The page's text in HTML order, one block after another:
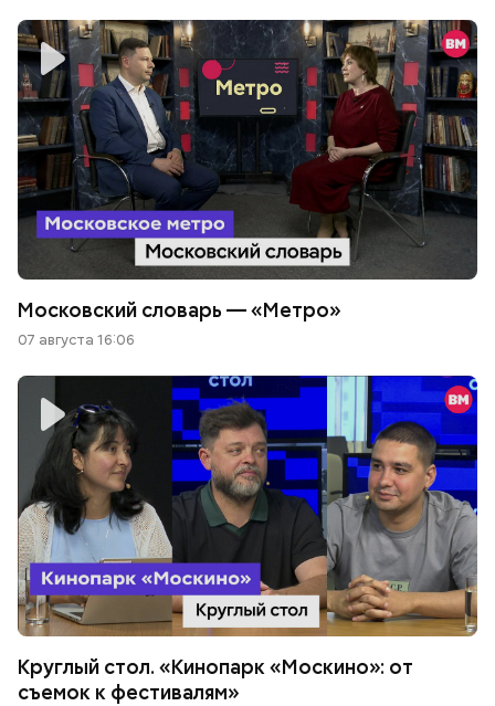
Московский словарь — «Метро»
07 августа 16:06
Круглый стол. «Кинопарк «Москино»: от
съемок к фестивалям»